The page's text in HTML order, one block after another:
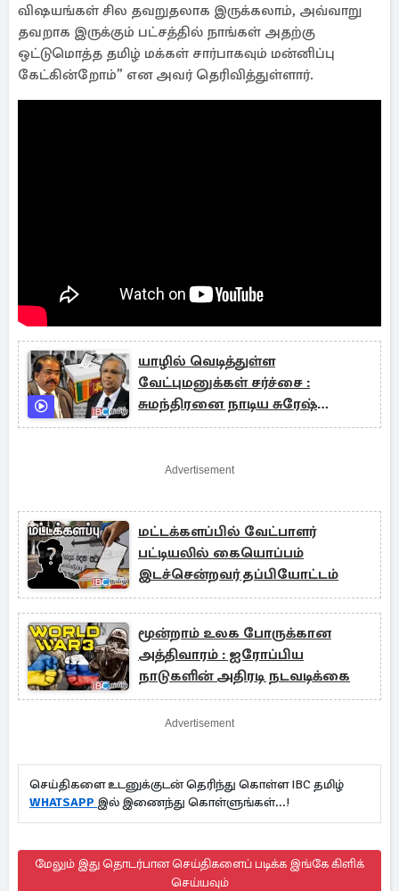
விஷயங்கள் சில தவறுதலாக இருக்கலாம், அவ்வாறு
தவறாக இருக்கும் பட்சத்தில் நாங்கள் அதற்கு
ஒட்டுமொத்த தமிழ் மக்கள் சார்பாகவும் மன்னிப்பு
கேட்கின்றோம்” என அவர் தெரிவித்துள்ளார்.
யாழில் வெடித்துள்ள
வேட்புமனுக்கள் சர்ச்சை :
சுமந்திரனை நாடிய சுரேஷ்
பிரேமச்சந்திரன்
Advertisement
மட்டக்களப்பில் வேட்பாளர்
பட்டியலில் கையொப்பம்
இடச்சென்றவர் தப்பியோட்டம்
மூன்றாம் உலக போருக்கான
அத்திவாரம் : ஐரோப்பிய
நாடுகளின் அதிரடி நடவடிக்கை
Advertisement
செய்திகளை உடனுக்குடன் தெரிந்து கொள்ள IBC தமிழ்
WHATSAPP இல் இணைந்து கொள்ளுங்கள்...!
மேலும் இது தொடர்பான செய்திகளைப் படிக்க இங்கே கிளிக்
செய்யவும்